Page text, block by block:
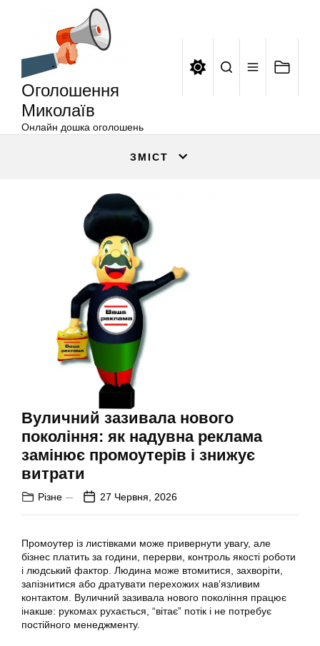
Оголошення
Миколаїв
Онлайн дошка оголошень
ЗМІСТ
Вуличний зазивала нового
покоління: як надувна реклама
замінює промоутерів і знижує
витрати
Різне 27 Червня, 2026
Промоутер із листівками може привернути увагу, але
бізнес платить за години, перерви, контроль якості роботи
і людський фактор. Людина може втомитися, захворіти,
запізнитися або дратувати перехожих навʼязливим
контактом. Вуличний зазивала нового покоління працює
інакше: рукомах рухається, “вітає” потік і не потребує
постійного менеджменту.